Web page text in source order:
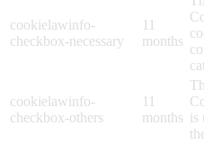
cookielawinfo-
checkbox-necessary
11
months
cookielawinfo-
checkbox-others
11
months is